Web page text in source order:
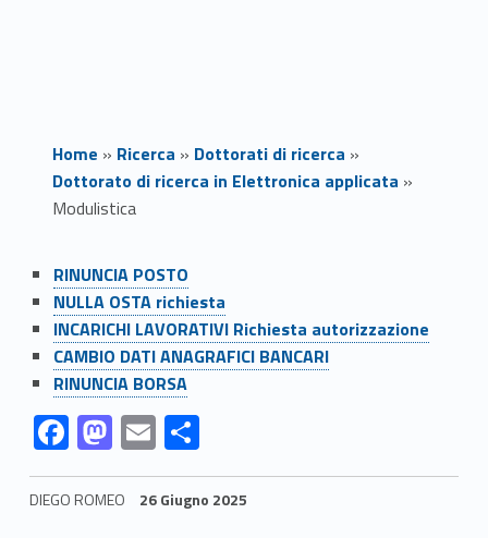
Home » Ricerca » Dottorati di ricerca »
Dottorato di ricerca in Elettronica applicata »
Modulistica
M
o
d
u
l
i
Link identifier #identifier__148345-1
RINUNCIA POSTO
Link identifier #identifier__47776-2
NULLA OSTA richiesta
Link identifier #identifier__190781-3
INCARICHI LAVORATIVI Richiesta autorizzazione
Link identifier #identifier__43685-4
CAMBIO DATI ANAGRAFICI BANCARI
Link identifier #identifier__52372-5
RINUNCIA BORSA
Link identifier #identifier__141142-6
F
ac
e
Link identifier #identifier__124763-7 M
as
to
Link identifier #identifier__126058-8 E
m
ai
Link identifier #identifier__70464-9 C
o
n
DIEGO ROMEO 26 Giugno 2025